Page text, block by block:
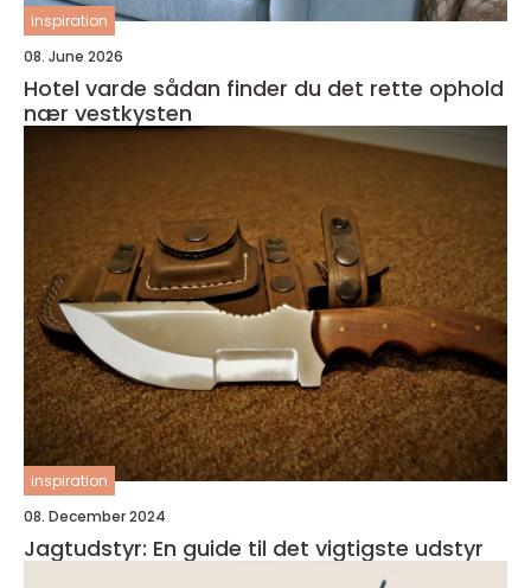
inspiration
08. June 2026
Hotel varde sådan finder du det rette ophold
nær vestkysten
inspiration
08. December 2024
Jagtudstyr: En guide til det vigtigste udstyr